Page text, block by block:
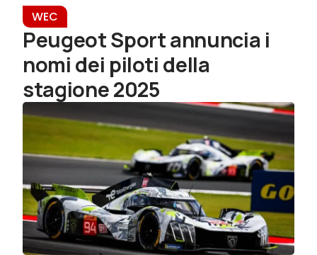
WEC
Peugeot Sport annuncia i
nomi dei piloti della
stagione 2025